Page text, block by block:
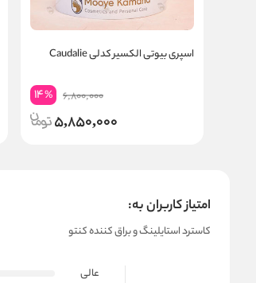
اسپری بیوتی الکسیر کدلی Caudalie
6,800,000
14%
5,850,000
امتیاز کاربران به:
کاسترد استایلینگ و براق کننده کنتو
عالی